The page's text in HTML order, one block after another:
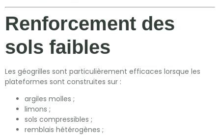
Renforcement des
sols faibles
Les géogrilles sont particulièrement efficaces lorsque les
plateformes sont construites sur :
argiles molles ;
limons ;
sols compressibles ;
remblais hétérogènes ;